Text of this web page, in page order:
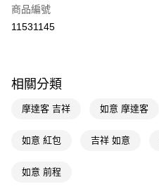
信用卡一次付款
Google Pay
AFTEE先享後付
商品編號
11531145
相關分類
摩達客 吉祥 如意 摩達客
如意 紅包 吉祥 如意
如意 前程